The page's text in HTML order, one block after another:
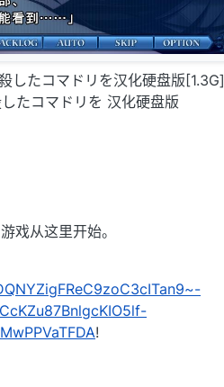
したコマドリを汉化硬盘版[1.3G]
たコマドリを 汉化硬盘版
戏从这里开始。
!